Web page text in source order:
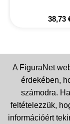
38,73
A FiguraNet
érdekében,
számodra.
feltételezzük,
információért